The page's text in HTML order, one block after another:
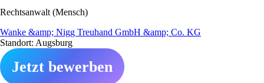
Rechtsanwalt (Mensch)
Wanke &amp; Nigg Treuhand GmbH &amp; Co. KG
Standort: Augsburg
Jetzt bewerben